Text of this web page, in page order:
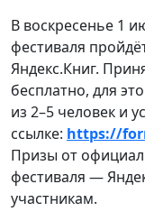
В воскресенье 1
фестиваля
Яндекс.Книг.
бесплатно, для
из 2–5 человек и
ссылке: https://
Призы от
фестиваля —
участникам.